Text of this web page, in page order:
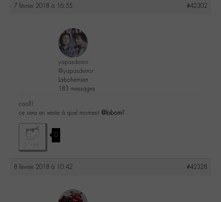
7 février 2018 à 16:55 #42302
yapasderror
@yapasderror
Labohémien
183 messages
cool!!
ce sera en vente à quel moment @labom?
0
8 février 2018 à 10:42 #42328